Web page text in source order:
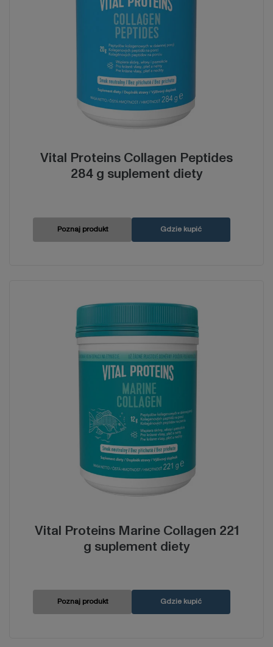
Vital Proteins Collagen Peptides
284 g suplement diety
Poznaj produkt Gdzie kupić
Vital Proteins Marine Collagen 221
g suplement diety
Poznaj produkt Gdzie kupić